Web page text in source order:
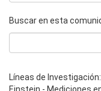
Buscar en esta
Líneas de